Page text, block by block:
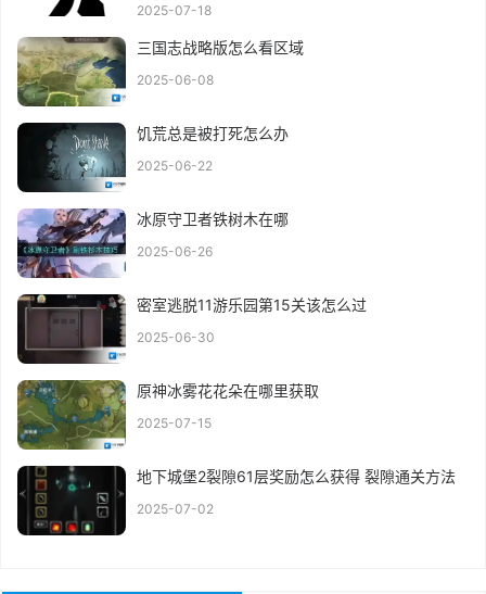
2025-07-18
三国志战略版怎么看区域
2025-06-08
饥荒总是被打死怎么办
2025-06-22
冰原守卫者铁树木在哪
2025-06-26
密室逃脱11游乐园第15关该怎么过
2025-06-30
原神冰雾花花朵在哪里获取
2025-07-15
地下城堡2裂隙61层奖励怎么获得 裂隙通关方法
2025-07-02